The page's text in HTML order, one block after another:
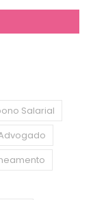
Salarial